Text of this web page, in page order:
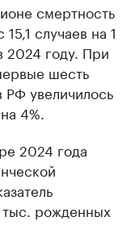
смертность
случаев на 1
2024 году. При
шесть
увеличилось
4%.
2024 года
рожденных